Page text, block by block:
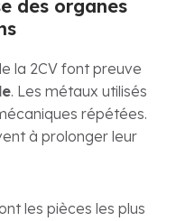
des organes
la 2CV font preuve
. Les métaux utilisés
répétées.
à prolonger leur
les pièces les plus